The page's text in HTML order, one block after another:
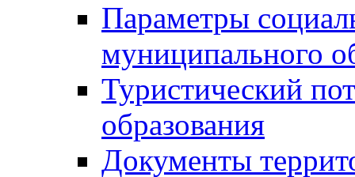
Параметры
муниципального
Туристический
образования
Документы